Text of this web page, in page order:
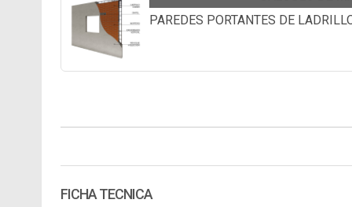
PAREDES PORTANTES DE
FICHA TECNICA